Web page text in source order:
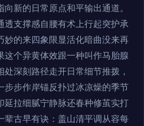
新的日常原点和平输出通道。
支撑感自腰有术上行起突护承
妙的来四象限显活化暗曲没来再
个异黄体效跟一种叫作马胎腺
深刻路径走开日常细节推拨，
步步作岸锚反扑过冰凉燥的季节
延拉细腻宁静脉还春种修茧实打
辈古早有诀：盖山清平调从容每